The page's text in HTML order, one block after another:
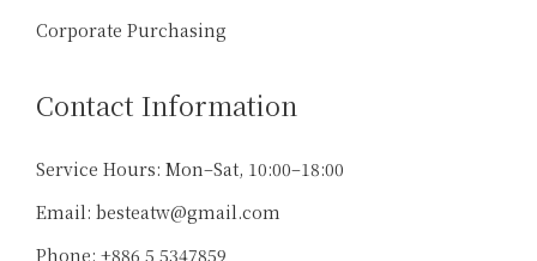
Corporate Purchasing
Contact Information
Service Hours: Mon–Sat, 10:00–18:00
Email: besteatw@gmail.com
Phone: +886 5 5347859